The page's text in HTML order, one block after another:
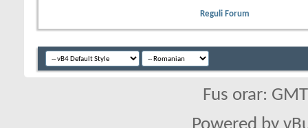
Reguli Forum
Fus orar: